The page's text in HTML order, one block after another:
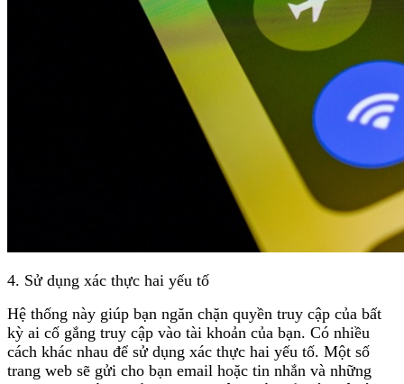
4. Sử dụng xác thực hai yếu tố
Hệ thống này giúp bạn ngăn chặn quyền truy cập của bất
kỳ ai cố gắng truy cập vào tài khoản của bạn. Có nhiều
cách khác nhau để sử dụng xác thực hai yếu tố. Một số
trang web sẽ gửi cho bạn email hoặc tin nhắn và những